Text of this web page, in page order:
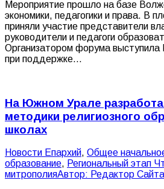
Мероприятие прошло на базе
экономики, педагогики и права. В
приняли участие представители
руководители и педагоги
Организатором форума выступила
при поддержке…
На Южном Урале
методики религиозного
школах
Новости Епархий, Общее
образование, Региональный этап
митрополияАвтор: Редактор Сайта